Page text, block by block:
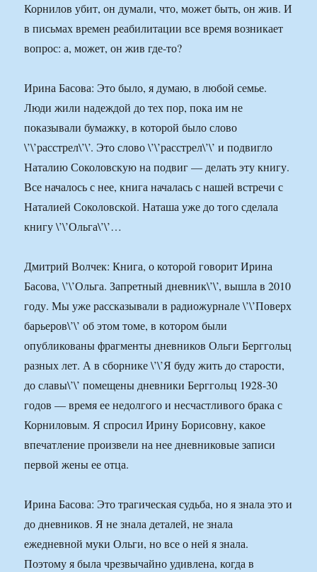
Корнилов убит, он думали, что, может быть, он жив. И
в письмах времен реабилитации все время возникает
вопрос: а, может, он жив где-то?
Ирина Басова: Это было, я думаю, в любой семье.
Люди жили надеждой до тех пор, пока им не
показывали бумажку, в которой было слово
\’\’расстрел\’\’. Это слово \’\’расстрел\’\’ и подвигло
Наталию Соколовскую на подвиг — делать эту книгу.
Все началось с нее, книга началась с нашей встречи с
Наталией Соколовской. Наташа уже до того сделала
книгу \’\’Ольга\’\’…
Дмитрий Волчек: Книга, о которой говорит Ирина
Басова, \’\’Ольга. Запретный дневник\’\’, вышла в 2010
году. Мы уже рассказывали в радиожурнале \’\’Поверх
барьеров\’\’ об этом томе, в котором были
опубликованы фрагменты дневников Ольги Берггольц
разных лет. А в сборнике \’\’Я буду жить до старости,
до славы\’\’ помещены дневники Берггольц 1928-30
годов — время ее недолгого и несчастливого брака с
Корниловым. Я спросил Ирину Борисовну, какое
впечатление произвели на нее дневниковые записи
первой жены ее отца.
Ирина Басова: Это трагическая судьба, но я знала это и
до дневников. Я не знала деталей, не знала
ежедневной муки Ольги, но все о ней я знала.
Поэтому я была чрезвычайно удивлена, когда в